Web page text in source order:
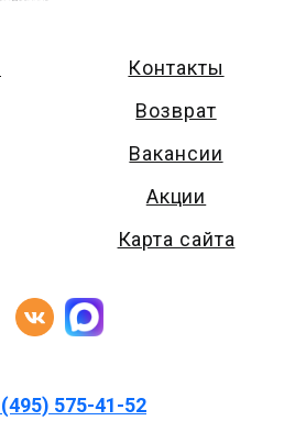
Контакты
Возврат
Вакансии
Акции
Карта сайта
(495) 575-41-52